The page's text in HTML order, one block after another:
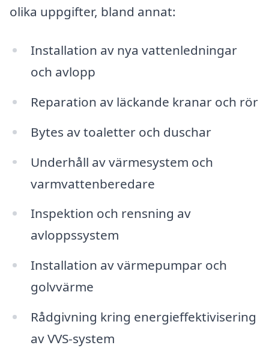
olika uppgifter, bland annat:
Installation av nya vattenledningar
och avlopp
Reparation av läckande kranar och rör
Bytes av toaletter och duschar
Underhåll av värmesystem och
varmvattenberedare
Inspektion och rensning av
avloppssystem
Installation av värmepumpar och
golvvärme
Rådgivning kring energieffektivisering
av VVS-system